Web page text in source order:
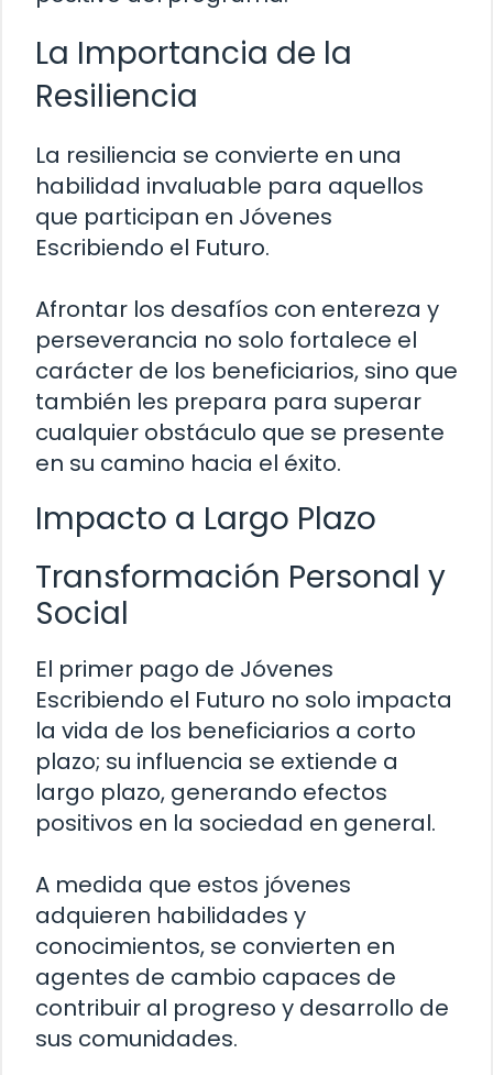
La Importancia de la
Resiliencia
La resiliencia se convierte en una
habilidad invaluable para aquellos
que participan en Jóvenes
Escribiendo el Futuro.
Afrontar los desafíos con entereza y
perseverancia no solo fortalece el
carácter de los beneficiarios, sino que
también les prepara para superar
cualquier obstáculo que se presente
en su camino hacia el éxito.
Impacto a Largo Plazo
Transformación Personal y
Social
El primer pago de Jóvenes
Escribiendo el Futuro no solo impacta
la vida de los beneficiarios a corto
plazo; su influencia se extiende a
largo plazo, generando efectos
positivos en la sociedad en general.
A medida que estos jóvenes
adquieren habilidades y
conocimientos, se convierten en
agentes de cambio capaces de
contribuir al progreso y desarrollo de
sus comunidades.